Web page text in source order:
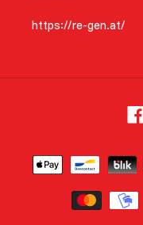
https://re-gen.at/